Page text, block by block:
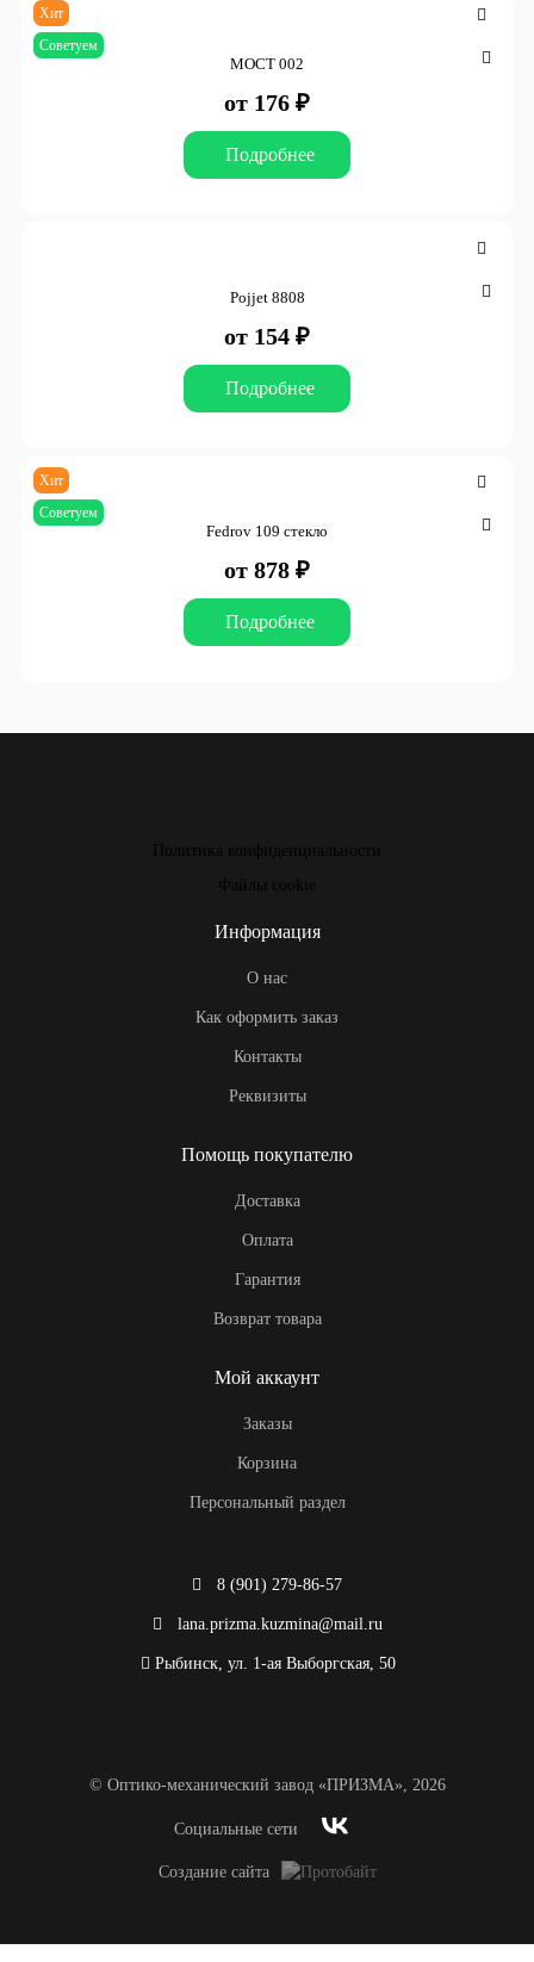
МОСТ 002
от 176 ₽
Подробнее
Хит
Советуем
Pojjet 8808
от 154 ₽
Подробнее
Fedrov 109 стекло
от 878 ₽
Подробнее
Хит
Советуем
Политика конфиденциальности
Файлы cookie
Информация
О нас
Как оформить заказ
Контакты
Реквизиты
Помощь покупателю
Доставка
Оплата
Гарантия
Возврат товара
Мой аккаунт
Заказы
Корзина
Персональный раздел
8 (901) 279-86-57
lana.prizma.kuzmina@mail.ru
Рыбинск, ул. 1-ая Выборгская, 50
© Оптико-механический завод «ПРИЗМА», 2026
Создание сайта
Социальные сети